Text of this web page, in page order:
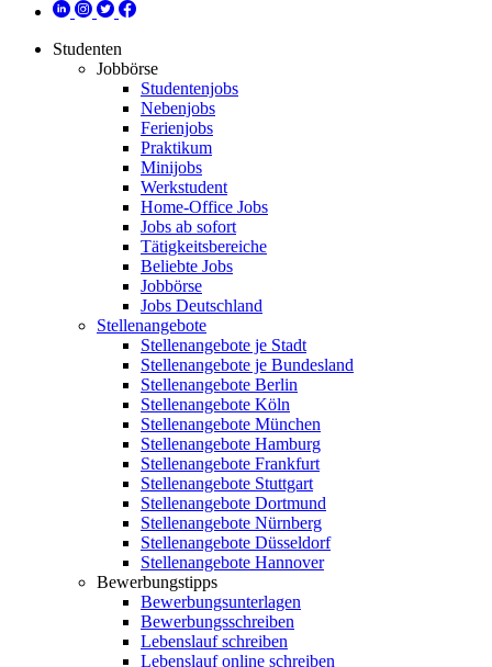
Studenten
Jobbörse
Studentenjobs
Nebenjobs
Ferienjobs
Praktikum
Minijobs
Werkstudent
Home-Office Jobs
Jobs ab sofort
Tätigkeitsbereiche
Beliebte Jobs
Jobbörse
Jobs Deutschland
Stellenangebote
Stellenangebote je Stadt
Stellenangebote je Bundesland
Stellenangebote Berlin
Stellenangebote Köln
Stellenangebote München
Stellenangebote Hamburg
Stellenangebote Frankfurt
Stellenangebote Stuttgart
Stellenangebote Dortmund
Stellenangebote Nürnberg
Stellenangebote Düsseldorf
Stellenangebote Hannover
Bewerbungstipps
Bewerbungsunterlagen
Bewerbungsschreiben
Lebenslauf schreiben
Lebenslauf online schreiben